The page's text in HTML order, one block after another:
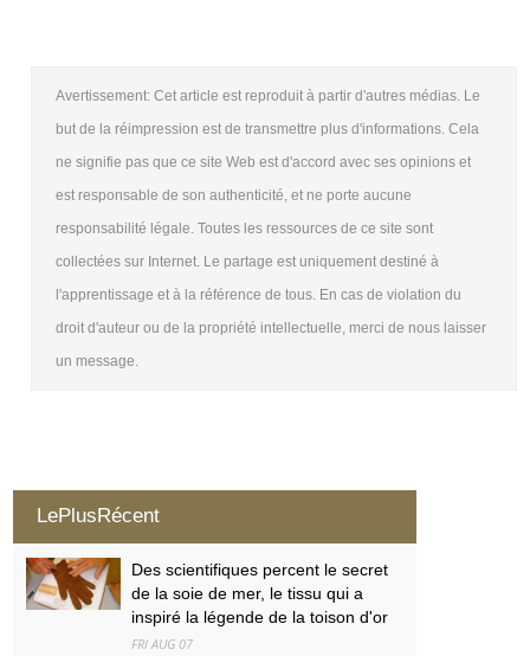
Avertissement: Cet article est reproduit à partir d'autres médias. Le
but de la réimpression est de transmettre plus d'informations. Cela
ne signifie pas que ce site Web est d'accord avec ses opinions et
est responsable de son authenticité, et ne porte aucune
responsabilité légale. Toutes les ressources de ce site sont
collectées sur Internet. Le partage est uniquement destiné à
l'apprentissage et à la référence de tous. En cas de violation du
droit d'auteur ou de la propriété intellectuelle, merci de nous laisser
un message.
LePlusRécent
Des scientifiques percent le secret
de la soie de mer, le tissu qui a
inspiré la légende de la toison d'or
FRI AUG 07